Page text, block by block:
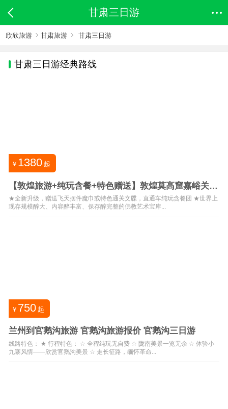
甘肃三日游
欣欣旅游 甘肃旅游 甘肃三日游
甘肃三日游经典路线
￥ 1380 起
【敦煌旅游+纯玩含餐+特色赠送】敦煌莫高窟嘉峪关张
掖3日游
★全新升级，赠送飞天摆件魔巾或特色通关文牒，直通车纯玩含餐团 ★世界上
现存规模醉大、内容醉丰富、保存醉完整的佛教艺术宝库...
￥ 750 起
兰州到官鹅沟旅游 官鹅沟旅游报价 官鹅沟三日游
线路特色： ★ 行程特色： ☆ 全程纯玩无自费 ☆ 陇南美景一览无余 ☆ 体验小
九寨风情——欣赏官鹅沟美景 ☆ 走长征路，缅怀革命...